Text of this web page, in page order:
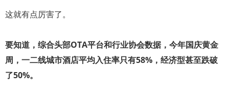
这就有点厉害了。
要知道，综合头部OTA平台和行业协会数据，今年国庆黄金
周，一二线城市酒店平均入住率只有58%，经济型甚至跌破
了50%。